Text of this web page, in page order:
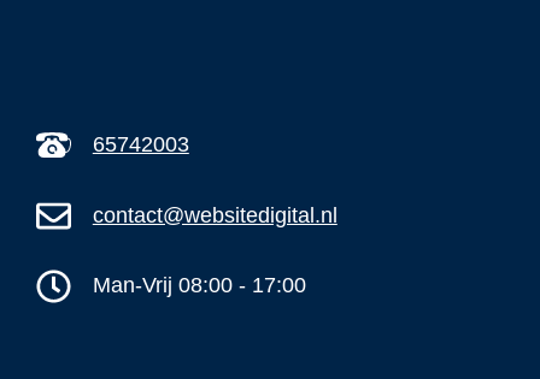
65742003
contact@websitedigital.nl
Man-Vrij 08:00 - 17:00